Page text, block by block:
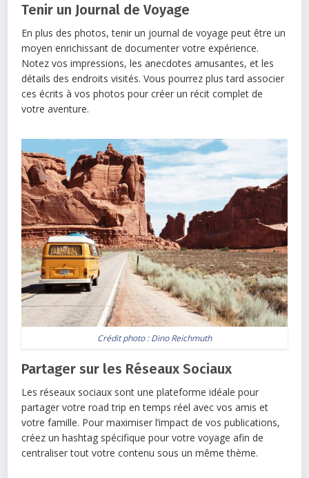
Tenir un Journal de Voyage
En plus des photos, tenir un journal de voyage peut être un
moyen enrichissant de documenter votre expérience.
Notez vos impressions, les anecdotes amusantes, et les
détails des endroits visités. Vous pourrez plus tard associer
ces écrits à vos photos pour créer un récit complet de
votre aventure.
Crédit photo :Dino Reichmuth
Partager sur les Réseaux Sociaux
Les réseaux sociaux sont une plateforme idéale pour
partager votre road trip en temps réel avec vos amis et
votre famille. Pour maximiser l’impact de vos publications,
créez un hashtag spécifique pour votre voyage afin de
centraliser tout votre contenu sous un même thème.